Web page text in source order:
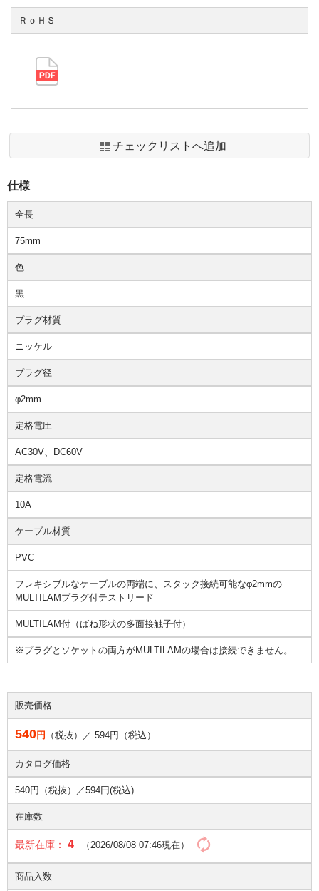
チェックリストへ追加
仕様
全長
75mm
色
黒
プラグ材質
ニッケル
プラグ径
φ2mm
定格電圧
AC30V、DC60V
定格電流
10A
ケーブル材質
PVC
フレキシブルなケーブルの両端に、スタック接続可能なφ2mmの
MULTILAMプラグ付テストリード
MULTILAM付（ばね形状の多面接触子付）
※プラグとソケットの両方がMULTILAMの場合は接続できません。
販売価格
540円 （税抜）／ 594円（税込）
カタログ価格
540円（税抜）／594円(税込)
在庫数
最新在庫： 4 （2026/08/08 07:46現在）
商品入数
ＲｏＨＳ